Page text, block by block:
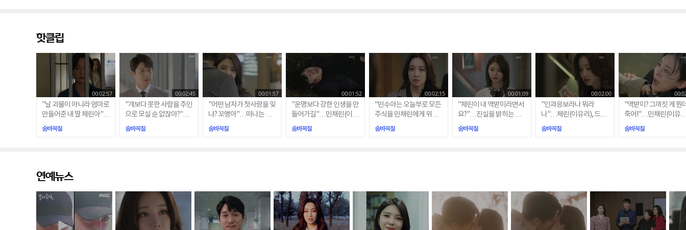
핫클립
00:02:57
"날 괴물이 아니라 엄마로
만들어준 내 딸 채린아"…
애틋한 모녀의 눈물
숨바꼭질
00:02:45
"개보다 못한 사람을 주인
으로 모실 순 없잖아?"…
돌아온 차은혁(송창의)
숨바꼭질
00:01:57
"어떤 남자가 첫사랑을 잊
냐? 꼬맹아"…떠나는 수
아(엄현경)
숨바꼭질
00:01:52
"운명보다 강한 인생을 만
들어가길"…민채린(이유
리), 사장 취임식 도중 사
라진 차은혁(송창의)
숨바꼭질
00:02:15
"민수아는 오늘부로 모든
주식을 민채린에게 위임
합니다"…사장의 자리에
앉게 된 채린(이유리)
숨바꼭질
00:01:09
"채린이 내 액받이라면서
요?"…진실을 밝히는 수
아(엄현경)
숨바꼭질
00:02:00
"인과응보라나 뭐라
나"…채린(이유리), 드디
어 손에 넣은 증거?
숨바꼭질
"액받이? 그까짓 게 뭔
죽어!"…민채린(이유
이 살린 김실장(윤다경)
숨바꼭질
연예뉴스